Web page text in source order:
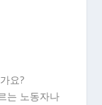
요?
는 노동자나